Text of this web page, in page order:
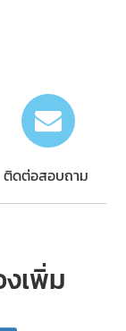
ติดต่อสอบถาม
เพิ่ม